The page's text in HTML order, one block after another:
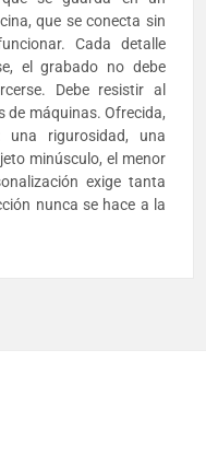
que se conecta sin
Cada detalle
el grabado no debe
Debe resistir al
de máquinas. Ofrecida,
rigurosidad, una
minúsculo, el menor
exige tanta
nunca se hace a la